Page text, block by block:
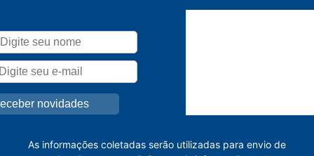
As informações coletadas serão utilizadas para envio de